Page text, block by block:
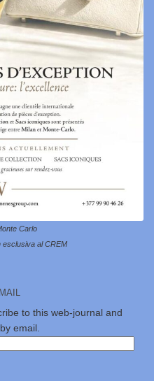
Carlo
esclusiva al CREM
to this web-journal and
email.